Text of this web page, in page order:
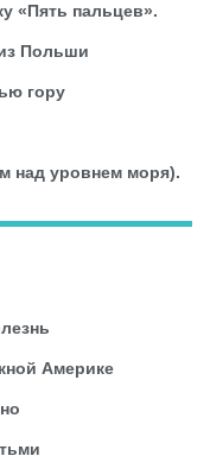
«Пять пальцев».
Польши
гору
над уровнем моря).
Америке